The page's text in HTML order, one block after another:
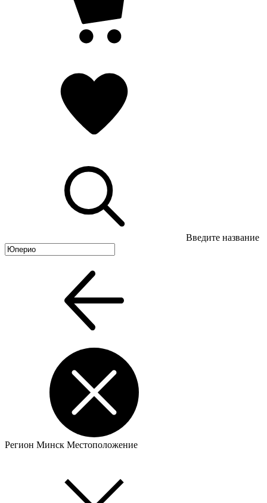
Введите название
Регион Минск Местоположение